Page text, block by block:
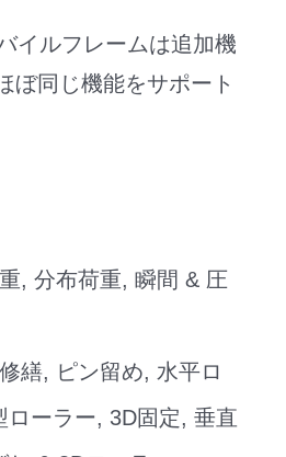
イルフレームは追加機
ぼ同じ機能をサポート
, 分布荷重, 瞬間 & 圧
繕, ピン留め, 水平ロ
ローラー, 3D固定, 垂直